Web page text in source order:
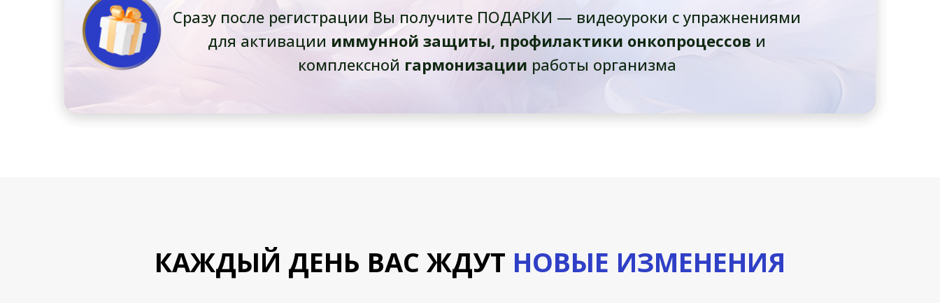
Сразу после регистрации Вы получите ПОДАРКИ — видеоуроки с упражнениями
для активации иммунной защиты, профилактики онкопроцессов и
комплексной гармонизации работы организма
КАЖДЫЙ ДЕНЬ ВАС ЖДУТ НОВЫЕ ИЗМЕНЕНИЯ